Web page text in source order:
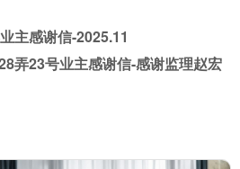
主感谢信-2025.11
弄23号业主感谢信-感谢监理赵宏